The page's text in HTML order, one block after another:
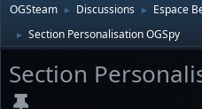
OGSteam ► Discussions ► Espace
► Section Personalisation OGSpy
Section